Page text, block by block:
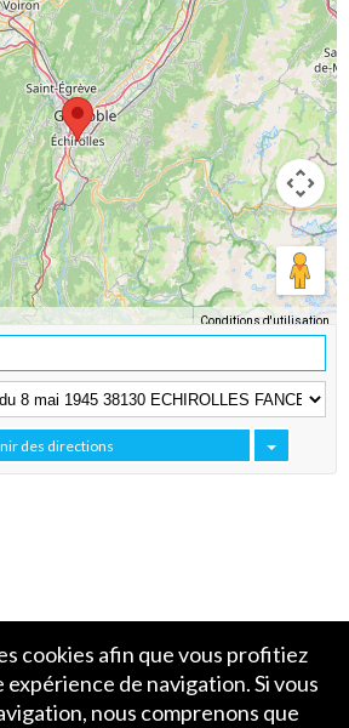
cartographiques
Conditions d'utilisation
des directions
cookies afin que vous profitiez
expérience de navigation. Si vous
nous comprenons que